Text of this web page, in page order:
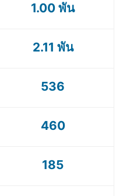
1.00 พัน
2.11 พัน
536
460
185